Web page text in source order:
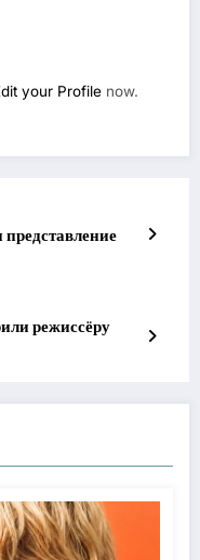
your Profile now.
режиссёру